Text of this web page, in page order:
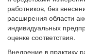
работников, без
расширения области
индивидуальных
оценке соответствия.
Внедрение в практику